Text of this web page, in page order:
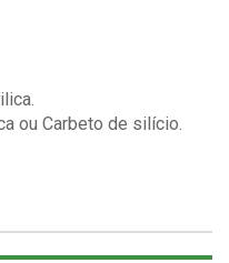
ou Carbeto de silício.